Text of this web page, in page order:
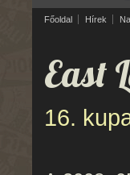
Főoldal Hírek
East
16.